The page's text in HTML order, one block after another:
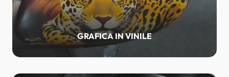
GRAFICA IN VINILE